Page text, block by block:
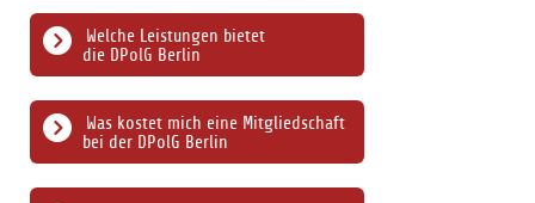
Was kostet mich eine Mitgliedschaft
bei der DPolG Berlin
Welche Leistungen bietet
die DPolG Berlin